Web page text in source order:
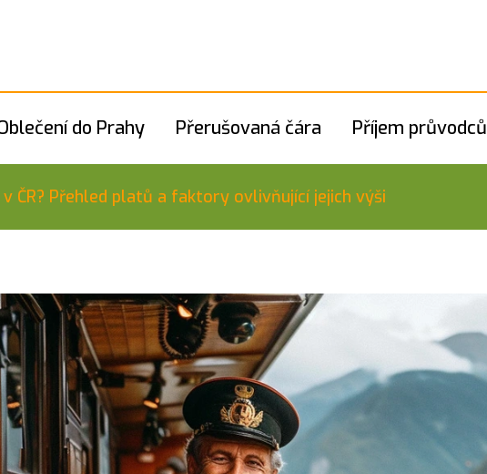
do Prahy Přerušovaná čára Příjem průvodců
ČR? Přehled platů a faktory ovlivňující jejich výši